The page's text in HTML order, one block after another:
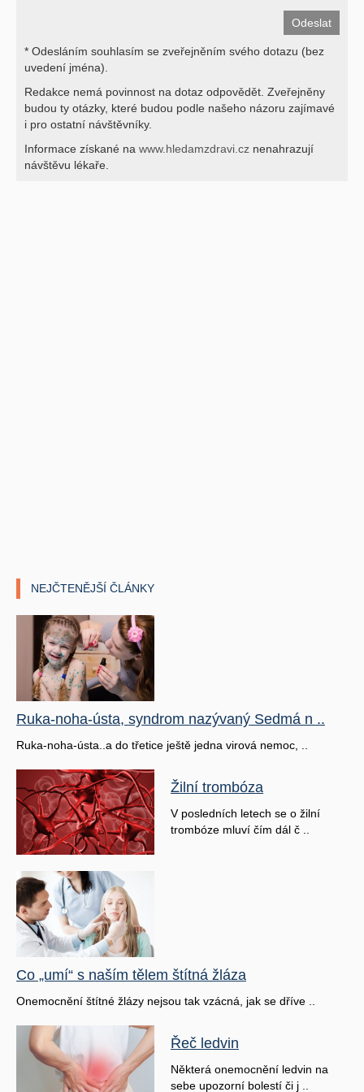
* Odesláním souhlasím se zveřejněním svého dotazu (bez
uvedení jména).
Redakce nemá povinnost na dotaz odpovědět. Zveřejněny
budou ty otázky, které budou podle našeho názoru zajímavé
i pro ostatní návštěvníky.
Informace získané na www.hledamzdravi.cz nenahrazují
návštěvu lékaře.
NEJČTENĚJŠÍ ČLÁNKY
Ruka-noha-ústa, syndrom nazývaný Sedmá n ..
Ruka-noha-ústa..a do třetice ještě jedna virová nemoc, ..
Žilní trombóza
V posledních letech se o žilní
trombóze mluví čím dál č ..
Co „umí“ s naším tělem štítná žláza
Onemocnění štítné žlázy nejsou tak vzácná, jak se dříve ..
Řeč ledvin
Některá onemocnění ledvin na
sebe upozorní bolestí či j ..